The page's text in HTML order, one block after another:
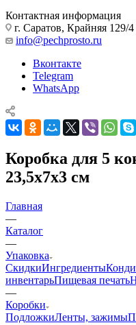
Контактная информация
г. Саратов, Крайняя 129/4
info@pechprosto.ru
Вконтакте
Telegram
WhatsApp
Коробка для 5
23,5х7х3 см
Главная
—
Каталог
—
Упаковка
СкидкиИнгредиенты
инвентарьПищевая печать
—
Коробки
ПодложкиЛенты, зажимы